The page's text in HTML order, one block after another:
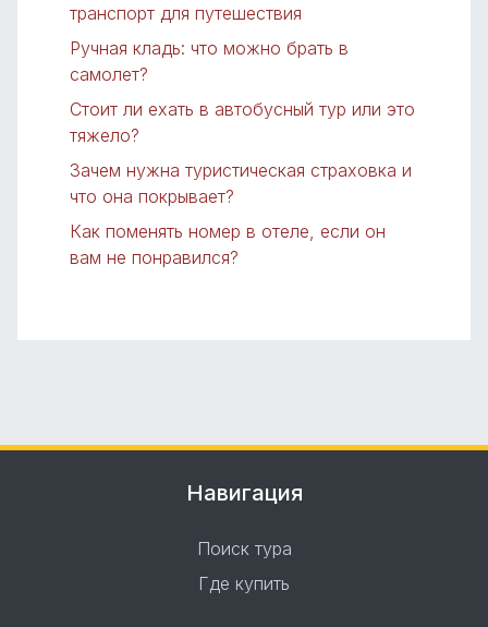
транспорт для путешествия
Ручная кладь: что можно брать в
самолет?
Стоит ли ехать в автобусный тур или это
тяжело?
Зачем нужна туристическая страховка и
что она покрывает?
Как поменять номер в отеле, если он
вам не понравился?
Навигация
Поиск тура
Где купить